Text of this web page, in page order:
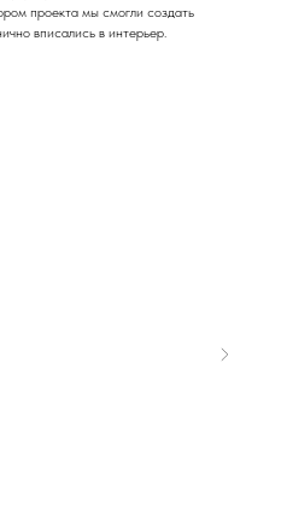
проекта мы смогли создать
вписались в интерьер.